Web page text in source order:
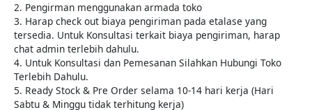
2. Pengirman menggunakan armada toko
3. Harap check out biaya pengiriman pada etalase yang
tersedia. Untuk Konsultasi terkait biaya pengiriman, harap
chat admin terlebih dahulu.
4. Untuk Konsultasi dan Pemesanan Silahkan Hubungi Toko
Terlebih Dahulu.
5. Ready Stock & Pre Order selama 10-14 hari kerja (Hari
Sabtu & Minggu tidak terhitung kerja)